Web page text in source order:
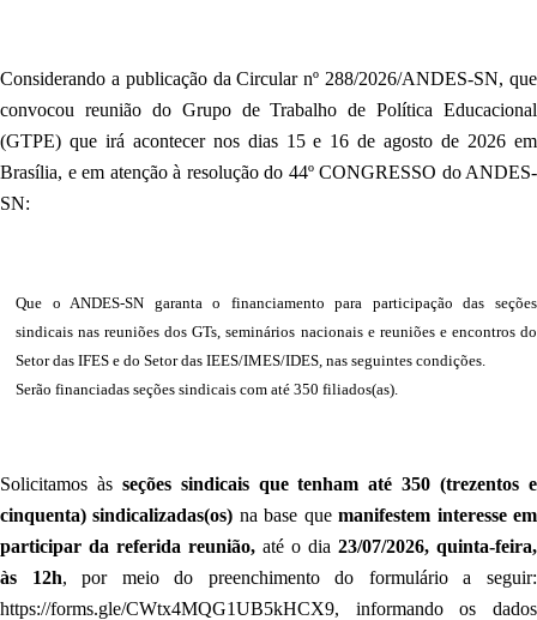
Considerando a publicação daCircular nº 288/2026/ANDES-SN, que
convocou reunião do Grupo de Trabalho de Política Educacional
(GTPE) que irá acontecer nos dias 15 e 16 de agosto de 2026 em
Brasília, e em atenção à resolução do 44º CONGRESSO do ANDES-
SN:
Que o ANDES-SN garanta o financiamento para participação das seções
sindicais nas reuniões dos GTs, seminários nacionais e reuniões e encontros do
Setor das IFES e do Setor das IEES/IMES/IDES, nas seguintes condições.
Serão financiadas seções sindicais com até 350 filiados(as).
Solicitamos às seções sindicais que tenham até 350 (trezentos e
cinquenta) sindicalizadas(os) na base quemanifestem interesse em
participar da referida reunião, até o dia 23/07/2026, quinta-feira,
às 12h, por meio do preenchimento do formulário a seguir:
https://forms.gle/CWtx4MQG1UB5kHCX9, informando os dados